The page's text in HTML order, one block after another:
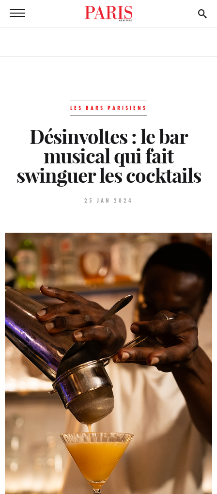
LES BARS PARISIENS
Désinvoltes : le bar
musical qui fait
swinguer les cocktails
25 JAN 2024